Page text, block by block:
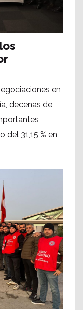
en
decenas de
del 31,15 % en